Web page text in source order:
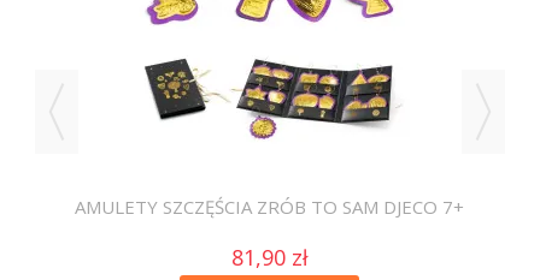
AMULETY SZCZĘŚCIA ZRÓB TO SAM DJECO 7+
81,90 zł